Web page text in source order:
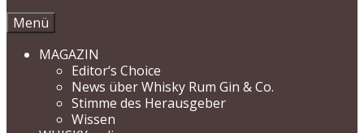
Menü
MAGAZIN
Editor‘s Choice
News über Whisky Rum Gin & Co.
Stimme des Herausgeber
Wissen